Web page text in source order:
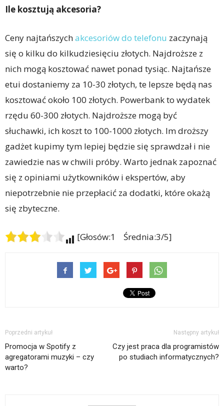
Ile kosztują akcesoria?
Ceny najtańszychakcesoriów do telefonu zaczynają
się o kilku do kilkudziesięciu złotych. Najdroższe z
nich mogą kosztować nawet ponad tysiąc. Najtańsze
etui dostaniemy za 10-30 złotych, te lepsze będą nas
kosztować około 100 złotych. Powerbank to wydatek
rzędu 60-300 złotych. Najdroższe mogą być
słuchawki, ich koszt to 100-1000 złotych. Im droższy
gadżet kupimy tym lepiej będzie się sprawdzał i nie
zawiedzie nas w chwili próby. Warto jednak zapoznać
się z opiniami użytkowników i ekspertów, aby
niepotrzebnie nie przepłacić za dodatki, które okażą
się zbyteczne.
[Głosów:1 Średnia:3/5]
Poprzedni artykuł
Promocja w Spotify z
agregatorami muzyki – czy
warto?
Następny artykuł
Czy jest praca dla programistów
po studiach informatycznych?